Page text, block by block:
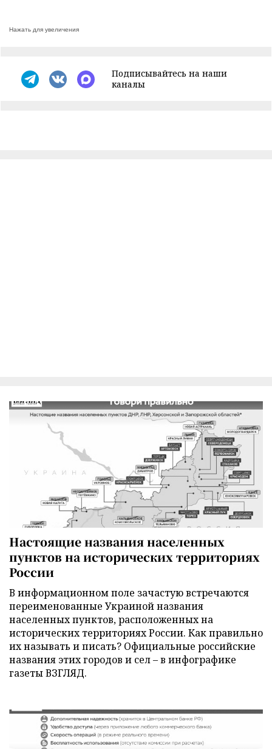
Нажать для увеличения
Подписывайтесь на наши
каналы
Настоящие названия населенных
пунктов на исторических территориях
России
В информационном поле зачастую встречаются
переименованные Украиной названия
населенных пунктов, расположенных на
исторических территориях России. Как правильно
их называть и писать? Официальные российские
названия этих городов и сел – в инфографике
газеты ВЗГЛЯД.